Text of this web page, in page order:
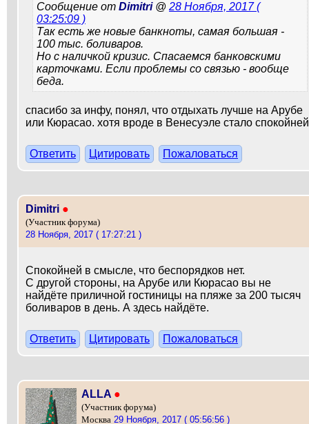
Сообщение от Dimitri@ 28 Ноября, 2017 (
03:25:09 )
Так есть же новые банкноты, самая большая -
100 тыс. боливаров.
Но с наличкой кризис. Спасаемся банковскими
карточками. Если проблемы со связью - вообще
беда.
спасибо за инфу, понял, что отдыхать лучше на Арубе
или Кюрасао. хотя вроде в Венесуэле стало
Ответить Цитировать Пожаловаться
Dimitri ●
(Участник форума)
28 Ноября, 2017 ( 17:27:21 )
Спокойней в смысле, что беспорядков нет.
С другой стороны, на Арубе или Кюрасао вы не
найдёте приличной гостиницы на пляже за 200 тысяч
боливаров в день. А здесь найдёте.
Ответить Цитировать Пожаловаться
ALLA ●
(Участник форума)
Москва 29 Ноября, 2017 ( 05:56:56 )